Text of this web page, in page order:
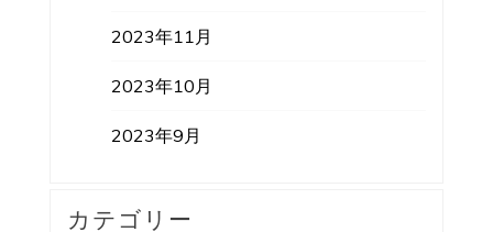
2023年11月
2023年10月
2023年9月
カテゴリー